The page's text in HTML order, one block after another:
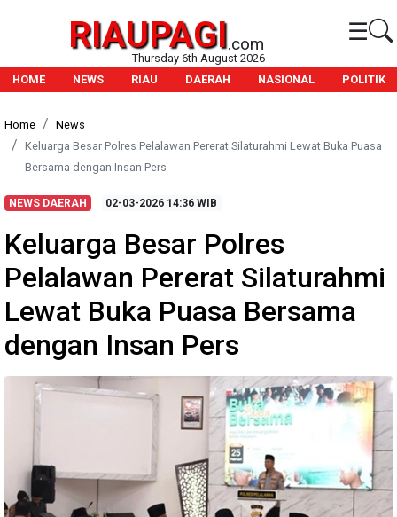
RIAUPAGI.com ☰
Thursday 6th August 2026
HOME
NEWS RIAU DAERAH NASIONAL POLITIK
Home
News
Keluarga Besar Polres Pelalawan Pererat Silaturahmi Lewat Buka Puasa
Bersama dengan Insan Pers
NEWS DAERAH 02-03-2026 14:36 WIB
Keluarga Besar Polres
Pelalawan Pererat Silaturahmi
Lewat Buka Puasa Bersama
dengan Insan Pers